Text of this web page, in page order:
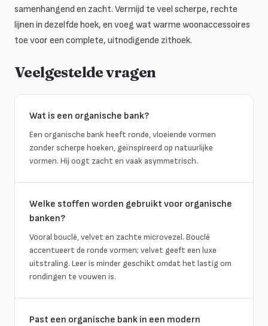
samenhangend en zacht. Vermijd te veel scherpe, rechte
lijnen in dezelfde hoek, en voeg wat warme woonaccessoires
toe voor een complete, uitnodigende zithoek.
Veelgestelde vragen
Wat is een organische bank?
Een organische bank heeft ronde, vloeiende vormen
zonder scherpe hoeken, geïnspireerd op natuurlijke
vormen. Hij oogt zacht en vaak asymmetrisch.
Welke stoffen worden gebruikt voor organische
banken?
Vooral bouclé, velvet en zachte microvezel. Bouclé
accentueert de ronde vormen; velvet geeft een luxe
uitstraling. Leer is minder geschikt omdat het lastig om
rondingen te vouwen is.
Past een organische bank in een modern